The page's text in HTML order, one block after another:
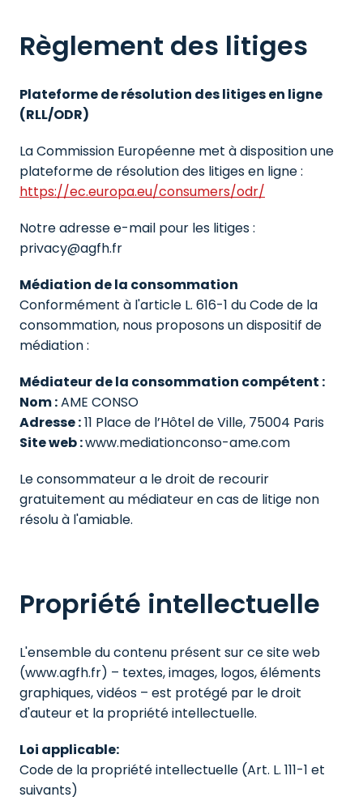
Règlement des litiges
Plateforme de résolution des litiges en ligne
(RLL/ODR)
La Commission Européenne met à disposition une
https://ec.europa.eu/consumers/odr/
Notre adresse e-mail pour les litiges :
privacy@agfh.fr
Médiation de la consommation
Conformément à l'article L. 616-1 du Code de la
consommation, nous proposons un dispositif de
médiation :
Médiateur de la consommation compétent :
Nom : AME CONSO
Adresse : 11 Place de l’Hôtel de Ville, 75004 Paris
Site web : www.mediationconso-ame.com
Le consommateur a le droit de recourir
gratuitement au médiateur en cas de litige non
résolu à l'amiable.
Propriété intellectuelle
L'ensemble du contenu présent sur ce site web
(www.agfh.fr) – textes, images, logos, éléments
graphiques, vidéos – est protégé par le droit
d'auteur et la propriété intellectuelle.
Loi applicable:
Code de la propriété intellectuelle (Art. L. 111-1 et
suivants)